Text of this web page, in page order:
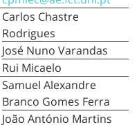
Carlos Chastre
Rodrigues
José Nuno Varandas
Rui Micaelo
Samuel Alexandre
Branco Gomes Ferra
João António Martins